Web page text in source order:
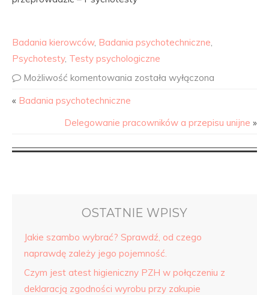
Badania kierowców, Badania psychotechniczne,
Psychotesty, Testy psychologiczne
Możliwość komentowania została wyłączona
« Badania psychotechniczne
Delegowanie pracowników a przepisu unijne »
OSTATNIE WPISY
Jakie szambo wybrać? Sprawdź, od czego
naprawdę zależy jego pojemność.
Czym jest atest higieniczny PZH w połączeniu z
deklaracją zgodności wyrobu przy zakupie